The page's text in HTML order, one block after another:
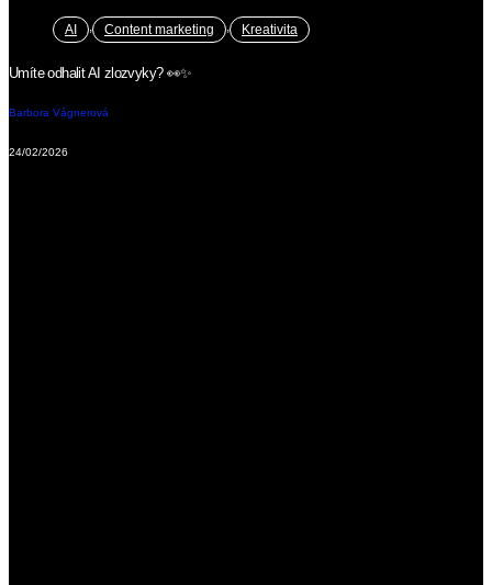
AI Content marketing Kreativita
Umíte odhalit AI zlozvyky? 👀✨
Barbora Vágnerová
24/02/2026